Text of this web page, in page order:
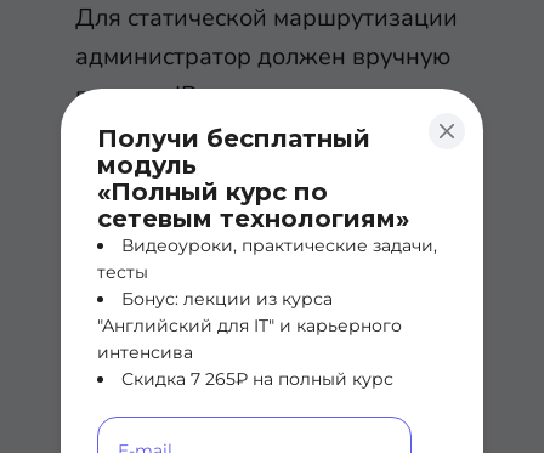
Получи бесплатный
модуль
«Полный курс по
сетевым технологиям»
Видеоуроки, практические задачи,
тесты
Бонус: лекции из курса
"Английский для IT" и карьерного
интенсива
Скидка 7 265₽ на полный курс
Для статической маршрутизации
администратор должен вручную
вводить IP-адреса, маски
подсети, шлюзы и
соответствующие MAC-адреса
для каждого интерфейса
каждого устройства в таблицу.
Статическая маршрутизация
обеспечивает больший контроль,
но для поддержания таблицы
Таблица должна обновляться